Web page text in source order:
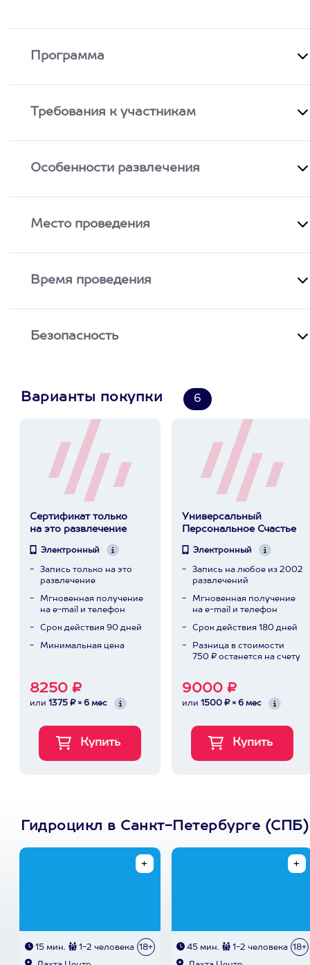
Программа
Требования к участникам
Особенности развлечения
Место проведения
Время проведения
Безопасность
Варианты покупки 6
Сертификат только
на это развлечение
Электронный
Запись только на это
развлечение
Мгновенная получение
на e-mail и телефон
Срок действия 90 дней
Минимальная цена
8250 ₽
или 1375 ₽ × 6 мес
Универсальный
Персональное Счастье
Электронный
Запись на любое из 2002
развлечений
Мгновенная получение
на e-mail и телефон
Срок действия 180 дней
Разница в стоимости
750 ₽ останется на счету
9000 ₽
или 1500 ₽ × 6 мес
Гидроцикл в Санкт-Петербурге (СПБ)
15 мин. 1-2 человека 18+ 45 мин. 1-2 человека 18+